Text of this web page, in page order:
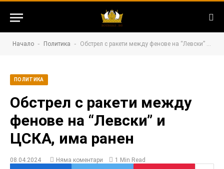
Начало - Политика - Обстрел с ракети между фенове на “Левски” и ЦСКА, има ранен
ПОЛИТИКА
Обстрел с ракети между
фенове на “Левски” и
ЦСКА, има ранен
08.04.2024 Няма коментари 1 Min Read